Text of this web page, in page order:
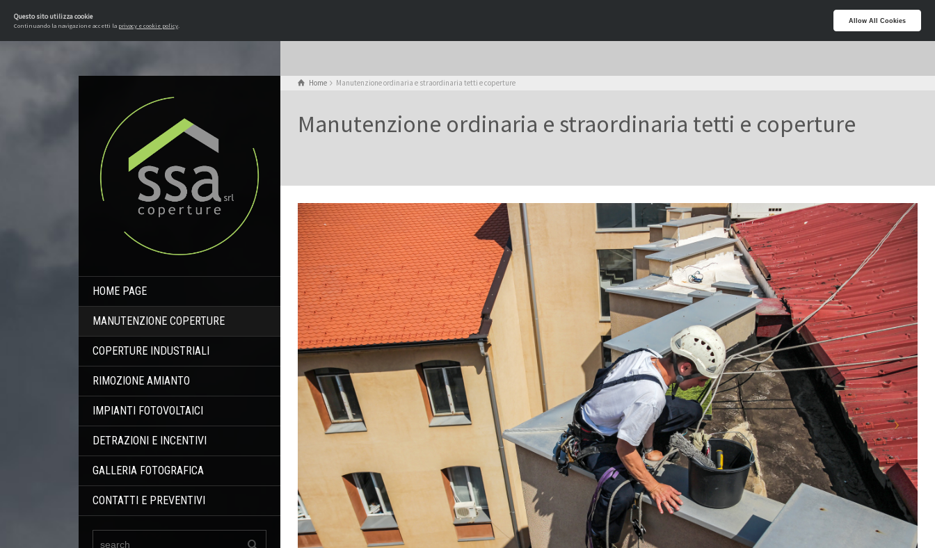
HOME PAGE
MANUTENZIONE COPERTURE
COPERTURE INDUSTRIALI
RIMOZIONE AMIANTO
IMPIANTI FOTOVOLTAICI
DETRAZIONI E INCENTIVI
GALLERIA FOTOGRAFICA
CONTATTI E PREVENTIVI
Home Manutenzione ordinaria e straordinaria tetti e coperture
Manutenzione ordinaria e straordinaria tetti e coperture
Questo sito utilizza cookie
Continuando la navigazione accetti la privacy e cookie policy
Allow All Cookies